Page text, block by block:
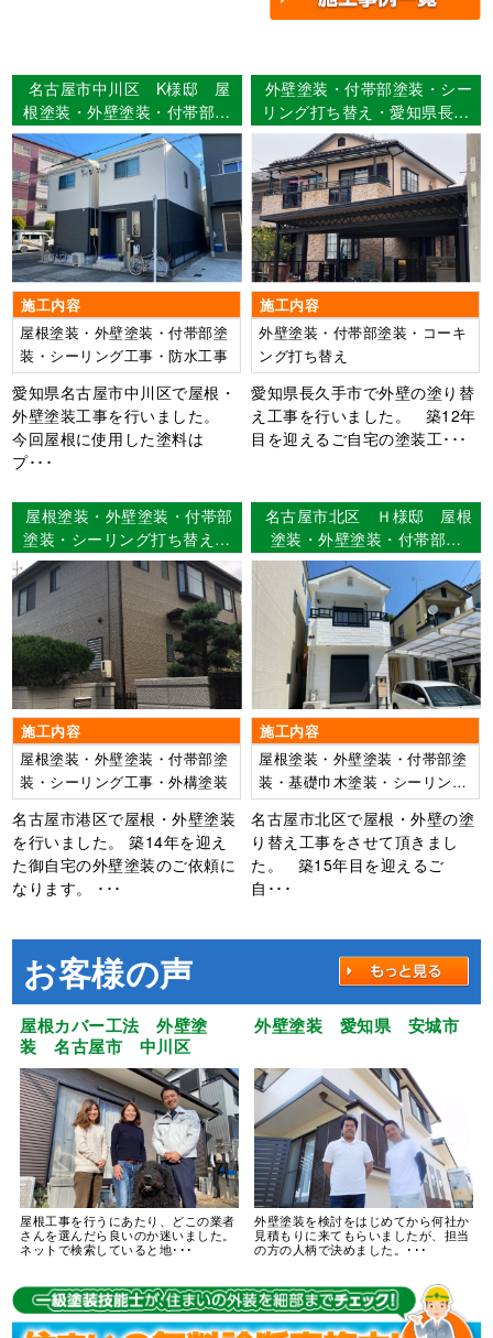
名古屋市中川区 K様邸 屋
根塗装・外壁塗装・付帯部塗
装・シーリング工事・防水工
事 【使用塗料】外壁：
MUGAseven
施工内容
屋根塗装・外壁塗装・付帯部塗
装・シーリング工事・防水工事
愛知県名古屋市中川区で屋根・
外壁塗装工事を行いました。
今回屋根に使用した塗料は
プ･･･
外壁塗装・付帯部塗装・シー
リング打ち替え・愛知県長久
手市 Ｅ様邸
施工内容
外壁塗装・付帯部塗装・コーキ
ング打ち替え
愛知県長久手市で外壁の塗り替
え工事を行いました。 築12年
目を迎えるご自宅の塗装工･･･
屋根塗装・外壁塗装・付帯部
塗装・シーリング打ち替え名
古屋市港区 H様邸
施工内容
屋根塗装・外壁塗装・付帯部塗
装・シーリング工事・外構塗装
名古屋市港区で屋根・外壁塗装
を行いました。 築14年を迎え
た御自宅の外壁塗装のご依頼に
なります。 ･･･
名古屋市北区 Ｈ様邸 屋根
塗装・外壁塗装・付帯部塗
装・シーリング打ち替え工
事・ベランダFRP2プライ工
法
施工内容
屋根塗装・外壁塗装・付帯部塗
装・基礎巾木塗装・シーリング
打ち替え工事・ベランダFRP2
プライ工法
名古屋市北区で屋根・外壁の塗
り替え工事をさせて頂きまし
た。 築15年目を迎えるご
自･･･
お客様の声
屋根カバー工法 外壁塗
装 名古屋市 中川区
屋根工事を行うにあたり、どこの業者
さんを選んだら良いのか迷いました。
ネットで検索していると地･･･
外壁塗装 愛知県 安城市
外壁塗装を検討をはじめてから何社か
見積もりに来てもらいましたが、担当
の方の人柄で決めました。･･･